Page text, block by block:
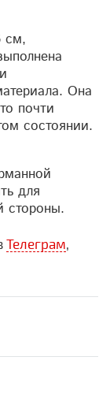
см,
Она
почти
состоянии.
для
стороны.
Телеграм,